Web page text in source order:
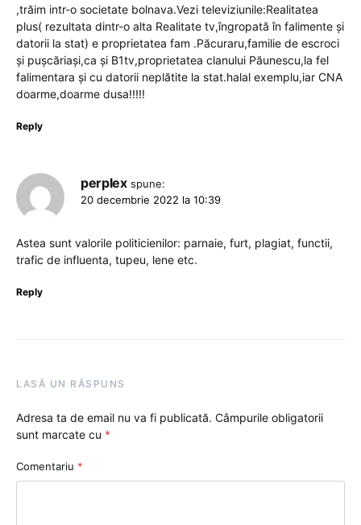
,trăim intr-o societate bolnava.Vezi televiziunile:Realitatea
plus( rezultata dintr-o alta Realitate tv,îngropată în falimente și
datorii la stat) e proprietatea fam .Păcuraru,familie de escroci
și pușcăriași,ca și B1tv,proprietatea clanului Păunescu,la fel
falimentara și cu datorii neplătite la stat.halal exemplu,iar CNA
doarme,doarme dusa!!!!!
Reply
perplex spune:
20 decembrie 2022 la 10:39
Astea sunt valorile politicienilor: parnaie, furt, plagiat, functii,
trafic de influenta, tupeu, lene etc.
Reply
LASĂ UN RĂSPUNS
Adresa ta de email nu va fi publicată. Câmpurile obligatorii
sunt marcate cu *
Comentariu *